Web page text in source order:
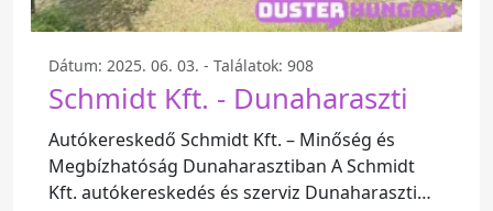
Dátum: 2025. 06. 03. - Találatok: 908
Schmidt Kft. - Dunaharaszti
Autókereskedő Schmidt Kft. – Minőség és
Megbízhatóság Dunaharasztiban A Schmidt
Kft. autókereskedés és szerviz Dunaharaszti